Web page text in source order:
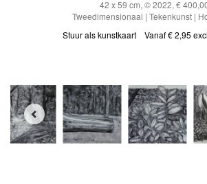
42 x 59 cm, © 2022, €
Tweedimensionaal | Tekenkunst |
Stuur als kunstkaart Vanaf € 2,95